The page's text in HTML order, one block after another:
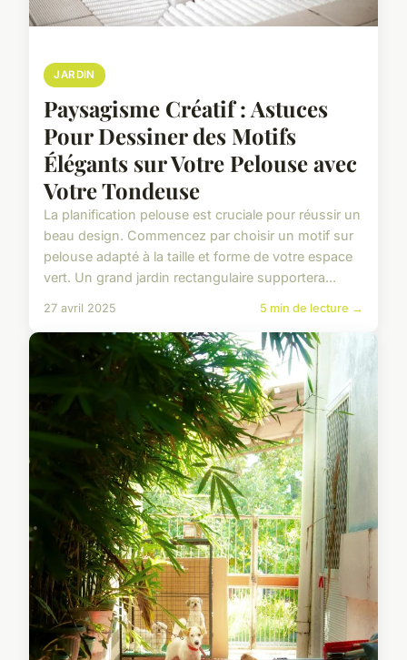
JARDIN
Paysagisme Créatif : Astuces
Pour Dessiner des Motifs
Élégants sur Votre Pelouse avec
Votre Tondeuse
La planification pelouse est cruciale pour réussir un
beau design. Commencez par choisir un motif sur
pelouse adapté à la taille et forme de votre espace
vert. Un grand jardin rectangulaire supportera...
27 avril 2025 5 min de lecture →